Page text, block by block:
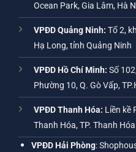
Ocean Park, Gia Lâm, Hà
VPĐD Quảng Ninh: Tổ 2,
Hạ Long, tỉnh Quảng Ninh
VPĐD Hồ Chí Minh: Số
Phường 10, Q. Gò Vấp,
VPĐD Thanh Hóa: Liền kề
Thanh Hóa, TP. Thanh Hóa
VPĐD Hải Phòng: